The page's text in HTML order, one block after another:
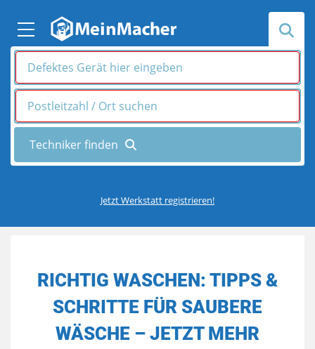
Jetzt Werkstatt registrieren!
RICHTIG WASCHEN: TIPPS &
SCHRITTE FÜR SAUBERE
WÄSCHE – JETZT MEHR